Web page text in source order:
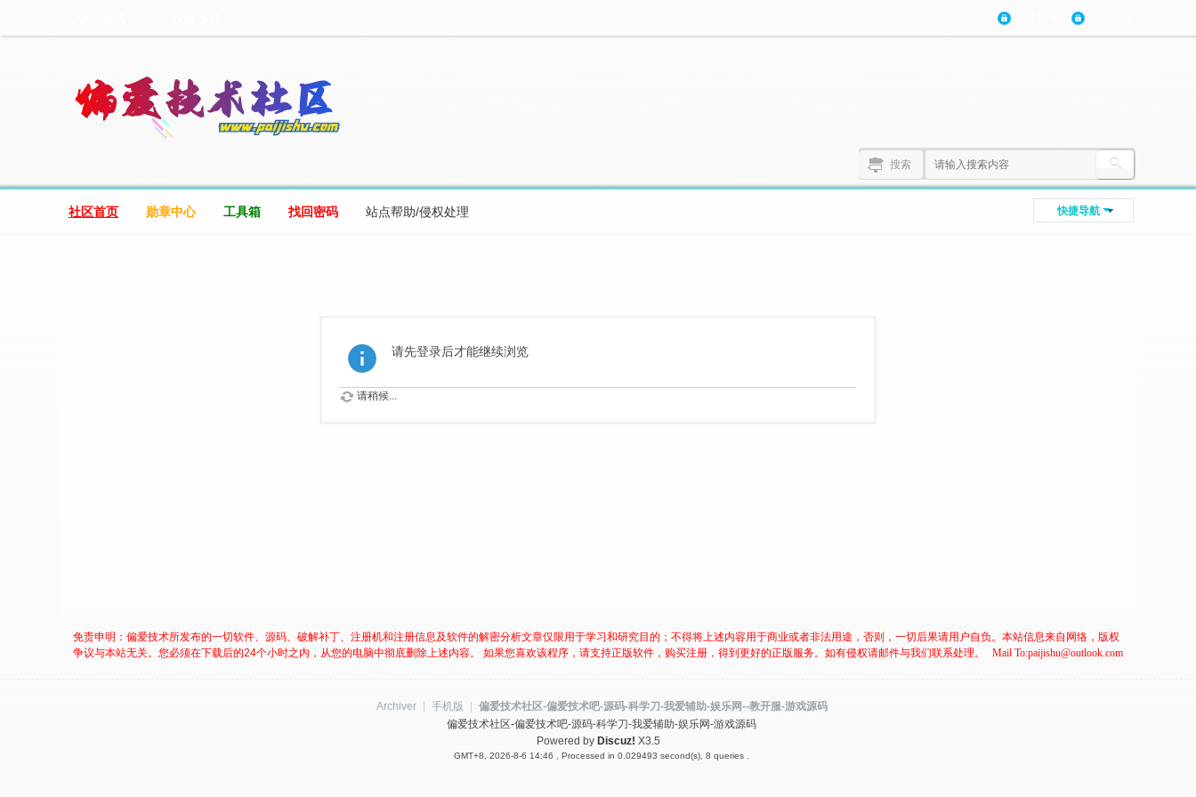
搜索
快捷导航
社区首页 勋章中心 工具箱 找回密码 站点帮助/侵权处理
请先登录后才能继续浏览
请稍候...
免责申明：偏爱技术所发布的一切软件、源码、破解补丁、注册机和注册信息及软件的解密分析文章仅限用于学习和研究目的；不得将上述内容用于商业或者非法用途，否则，一切后果请用户自负。本站信息来自网络，版权
争议与本站无关。您必须在下载后的24个小时之内，从您的电脑中彻底删除上述内容。 如果您喜欢该程序，请支持正版软件，购买注册，得到更好的正版服务。如有侵权请邮件与我们联系处理。
Mail To:paijishu@outlook.com
Archiver 手机版
偏爱技术社区-偏爱技术吧-源码-科学刀-我爱辅助-娱乐网--教开服-游戏源码
偏爱技术社区-偏爱技术吧-源码-科学刀-我爱辅助-娱乐网-游戏源码
Powered by Discuz! X3.5
GMT+8, 2026-8-6 14:46 , Processed in 0.029493 second(s), 8 queries .